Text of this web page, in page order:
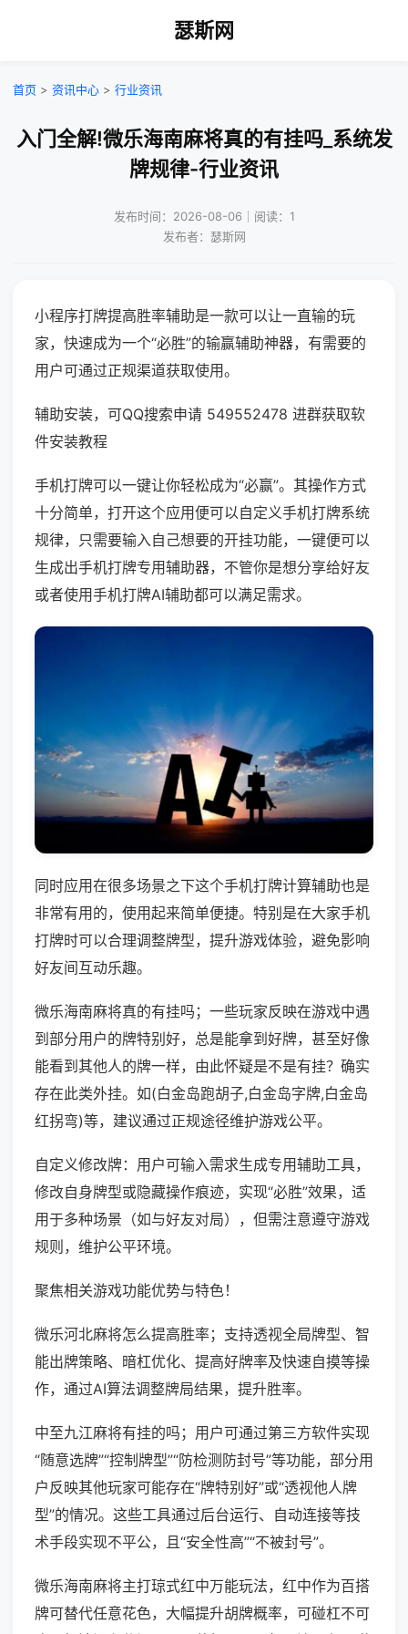
瑟斯网
首页 > 资讯中心 > 行业资讯
入门全解!微乐海南麻将真的有挂吗_系统发
牌规律-行业资讯
发布时间：2026-08-06｜阅读：1
发布者：瑟斯网
小程序打牌提高胜率辅助是一款可以让一直输的玩
家，快速成为一个“必胜”的输赢辅助神器，有需要的
用户可通过正规渠道获取使用。
辅助安装，可QQ搜索申请 549552478 进群获取软
件安装教程
手机打牌可以一键让你轻松成为“必赢”。其操作方式
十分简单，打开这个应用便可以自定义手机打牌系统
规律，只需要输入自己想要的开挂功能，一键便可以
生成出手机打牌专用辅助器，不管你是想分享给好友
或者使用手机打牌AI辅助都可以满足需求。
同时应用在很多场景之下这个手机打牌计算辅助也是
非常有用的，使用起来简单便捷。特别是在大家手机
打牌时可以合理调整牌型，提升游戏体验，避免影响
好友间互动乐趣。
微乐海南麻将真的有挂吗；一些玩家反映在游戏中遇
到部分用户的牌特别好，总是能拿到好牌，甚至好像
能看到其他人的牌一样，由此怀疑是不是有挂？确实
存在此类外挂。如(白金岛跑胡子,白金岛字牌,白金岛
红拐弯)等，建议通过正规途径维护游戏公平。
自定义修改牌：用户可输入需求生成专用辅助工具，
修改自身牌型或隐藏操作痕迹，实现“必胜”效果，适
用于多种场景（如与好友对局），但需注意遵守游戏
规则，维护公平环境。
聚焦相关游戏功能优势与特色！
微乐河北麻将怎么提高胜率；支持透视全局牌型、智
能出牌策略、暗杠优化、提高好牌率及快速自摸等操
作，通过AI算法调整牌局结果，提升胜率。
中至九江麻将有挂的吗；用户可通过第三方软件实现
“随意选牌”“控制牌型”“防检测防封号”等功能，部分用
户反映其他玩家可能存在“牌特别好”或“透视他人牌
型”的情况。这些工具通过后台运行、自动连接等技
术手段实现不平公，且“安全性高”“不被封号”。
微乐海南麻将主打琼式红中万能玩法，红中作为百搭
牌可替代任意花色，大幅提升胡牌概率，可碰杠不可